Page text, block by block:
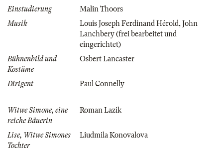
Einstudierung
Malin Thoors
Musik
Louis Joseph Ferdinand Hérold, John
Lanchbery (frei bearbeitet und
eingerichtet)
Bühnenbild und
Kostüme
Osbert Lancaster
Dirigent Paul Connelly
Witwe Simone, eine
reiche Bäuerin
Roman Lazik
Lise, Witwe Simones
Tochter
Liudmila Konovalova